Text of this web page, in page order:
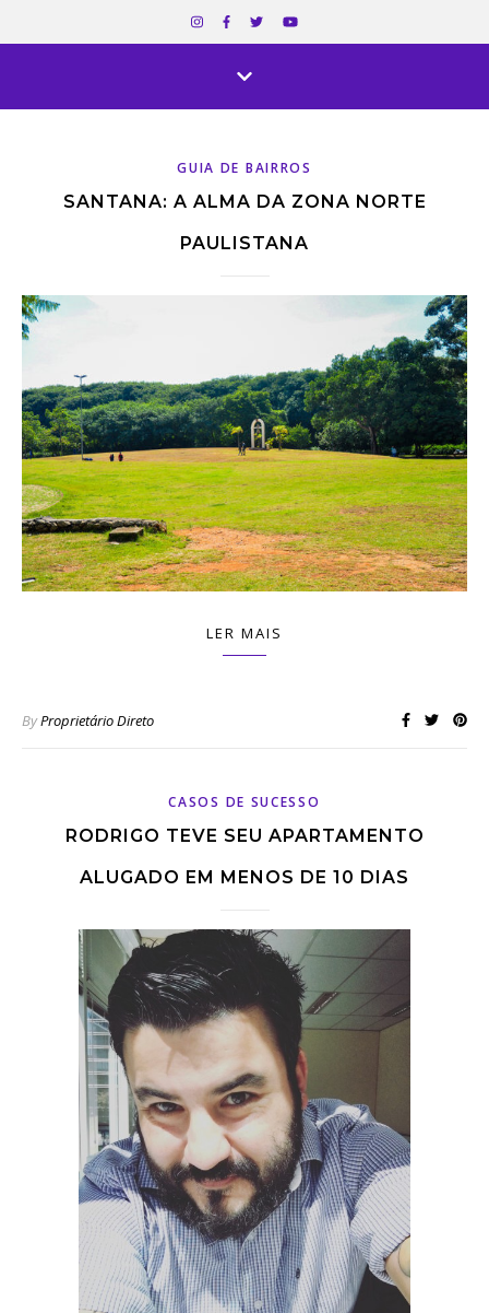
GUIA DE BAIRROS
SANTANA: A ALMA DA ZONA NORTE
PAULISTANA
LER MAIS
ByProprietário Direto
CASOS DE SUCESSO
RODRIGO TEVE SEU APARTAMENTO
ALUGADO EM MENOS DE 10 DIAS